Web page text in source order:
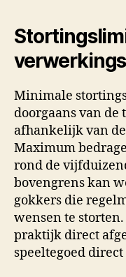
Minimale
doorgaans van
afhankelijk van
Maximum
rond de
bovengrens kan
gokkers die
wensen te
praktijk direct
speeltegoed